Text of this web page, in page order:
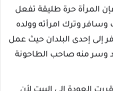
فإن المرأة حرة طليقة تفعل
وسافر وترك امرأته وولده
إلى إحدى البلدان حيث عمل
وسر منه صاحب الطاحونة